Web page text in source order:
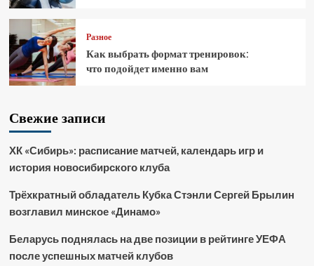
Разное
Как выбрать формат тренировок:
что подойдет именно вам
Свежие записи
ХК «Сибирь»: расписание матчей, календарь игр и
история новосибирского клуба
Трёхкратный обладатель Кубка Стэнли Сергей Брылин
возглавил минское «Динамо»
Беларусь поднялась на две позиции в рейтинге УЕФА
после успешных матчей клубов